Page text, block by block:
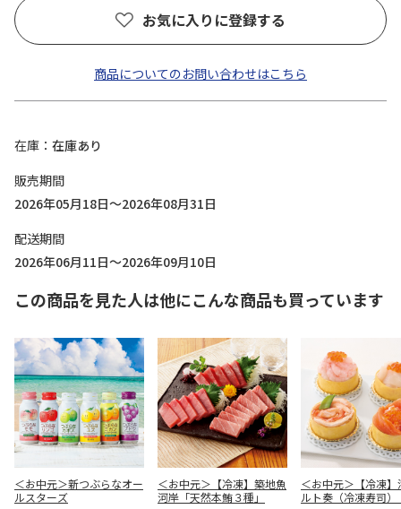
お気に入りに登録する
商品についてのお問い合わせはこちら
在庫
在庫あり
販売期間
2026年05月18日～2026年08月31日
配送期間
2026年06月11日～2026年09月10日
この商品を見た人は他にこんな商品も買っています
＜お中元＞新つぶらなオー
ルスターズ
＜お中元＞【冷凍】築地魚
河岸「天然本鮪３種」
＜お中元＞【冷凍】
ルト奏（冷凍寿司